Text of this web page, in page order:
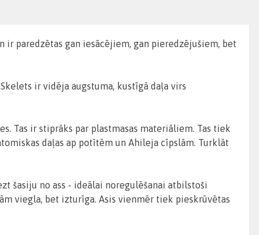
ir paredzētas gan iesācējiem, gan pieredzējušiem, bet
ir vidēja augstuma, kustīgā daļa virs
Tas ir stiprāks par plastmasas materiāliem. Tas tiek
daļas ap potītēm un Ahileja cīpslām. Turklāt
šasiju no ass - ideālai noregulēšanai atbilstoši
viegla, bet izturīga. Asis vienmēr tiek pieskrūvētas